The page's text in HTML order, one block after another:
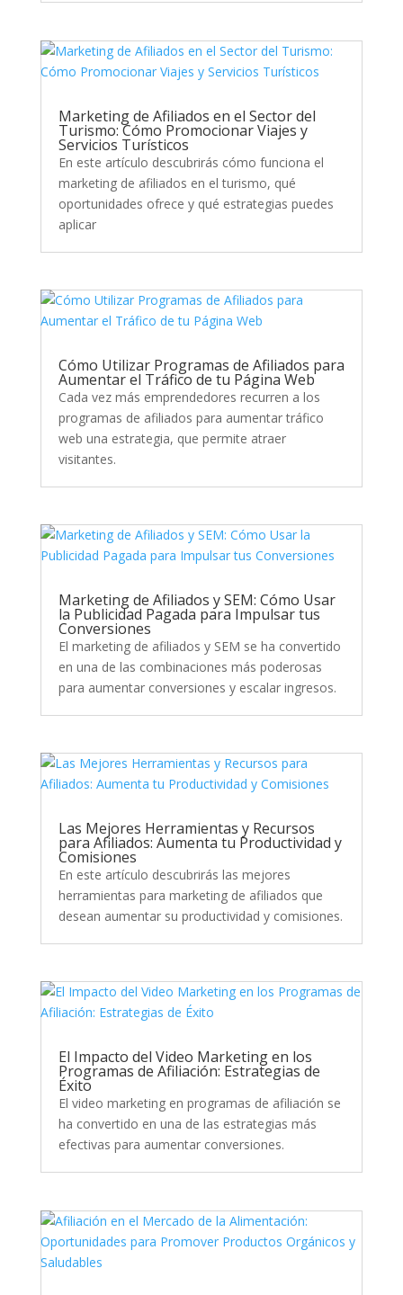
Marketing de Afiliados en el Sector del
Turismo: Cómo Promocionar Viajes y
Servicios Turísticos
En este artículo descubrirás cómo funciona el
marketing de afiliados en el turismo, qué
oportunidades ofrece y qué estrategias puedes
aplicar
Cómo Utilizar Programas de Afiliados para
Aumentar el Tráfico de tu Página Web
Cada vez más emprendedores recurren a los
programas de afiliados para aumentar tráfico
web una estrategia, que permite atraer
visitantes.
Marketing de Afiliados y SEM: Cómo Usar
la Publicidad Pagada para Impulsar tus
Conversiones
El marketing de afiliados y SEM se ha convertido
en una de las combinaciones más poderosas
para aumentar conversiones y escalar ingresos.
Las Mejores Herramientas y Recursos
para Afiliados: Aumenta tu Productividad y
Comisiones
En este artículo descubrirás las mejores
herramientas para marketing de afiliados que
desean aumentar su productividad y comisiones.
El Impacto del Video Marketing en los
Programas de Afiliación: Estrategias de
Éxito
El video marketing en programas de afiliación se
ha convertido en una de las estrategias más
efectivas para aumentar conversiones.